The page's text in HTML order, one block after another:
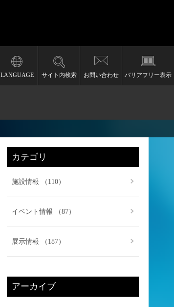
LANGUAGE サイト内検索 お問い合わせ バリアフリー表示
カテゴリ
施設情報 （110）
イベント情報 （87）
展示情報 （187）
アーカイブ